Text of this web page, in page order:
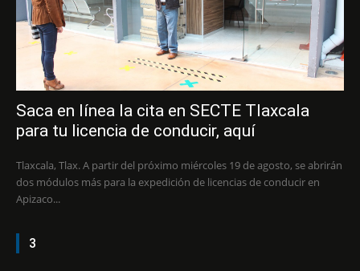
Saca en línea la cita en SECTE Tlaxcala
para tu licencia de conducir, aquí
Tlaxcala, Tlax. A partir del próximo miércoles 19 de agosto, se abrirán
dos módulos más para la expedición de licencias de conducir en
Apizaco...
3